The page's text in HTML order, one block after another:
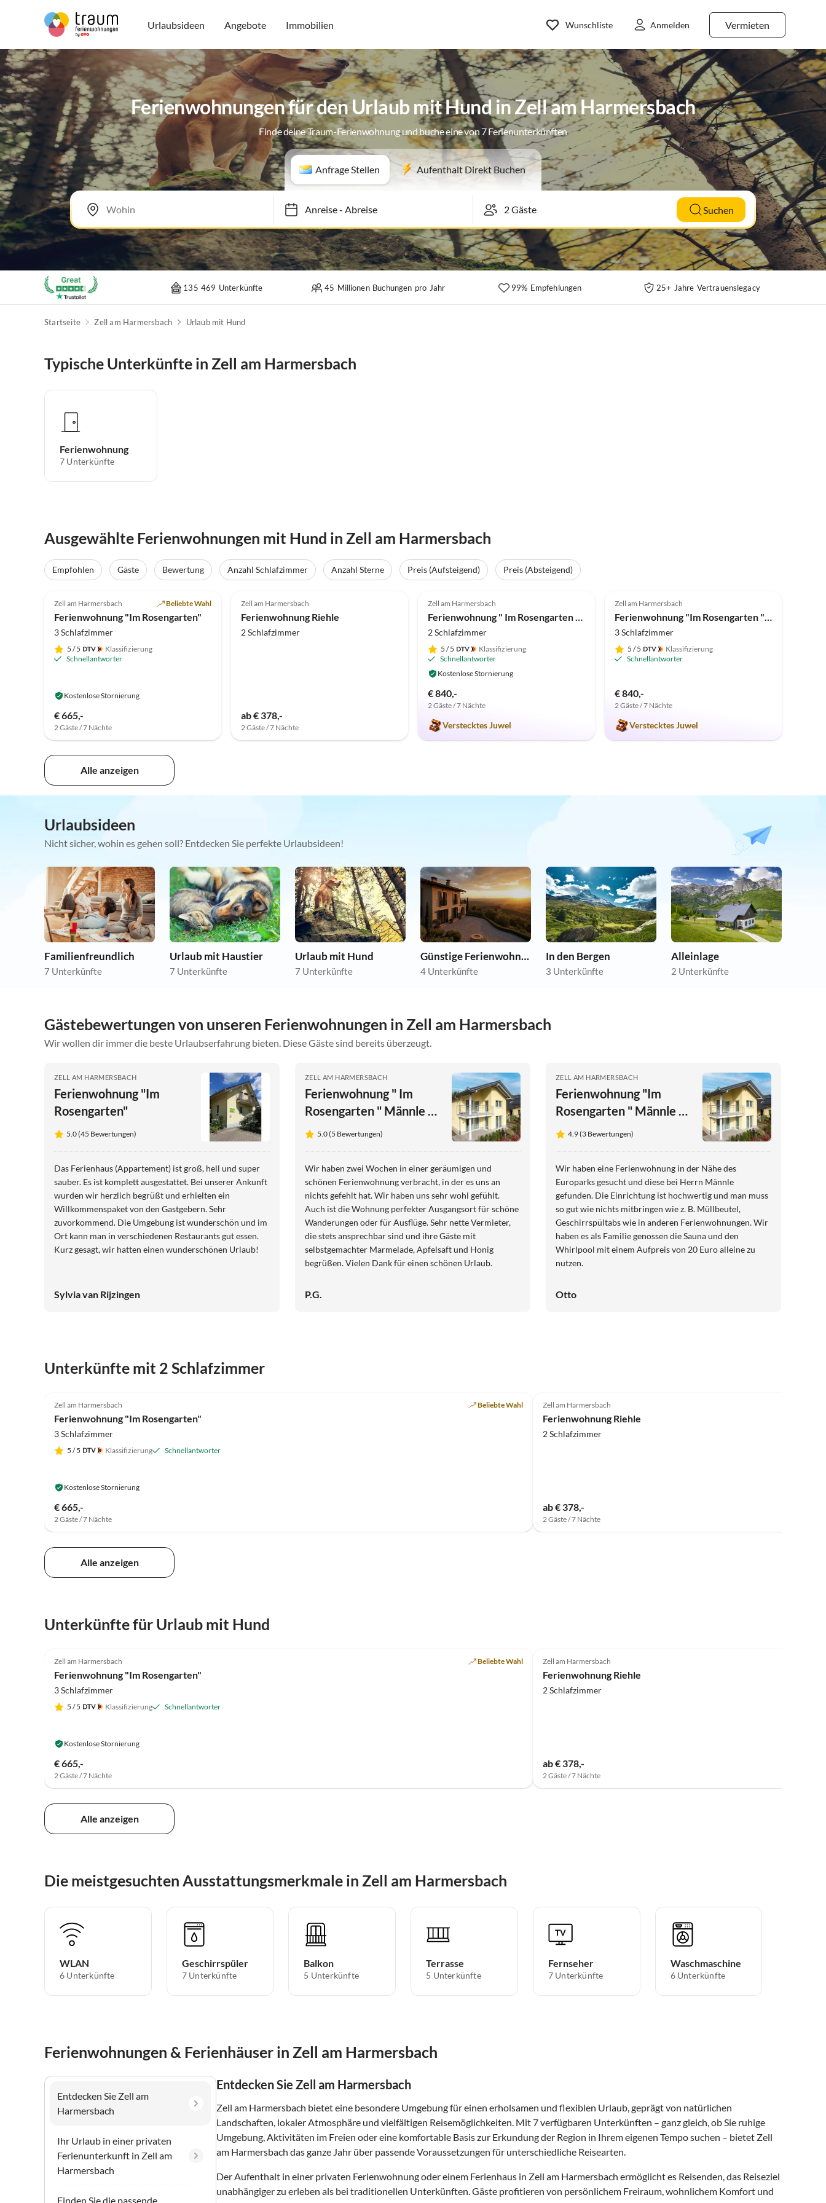
Urlaubsideen Angebote Immobilien Vermieten
Wunschliste Anmelden
Ferienwohnungen für den Urlaub mit Hund in Zell am Harmersbach
Finde deine Traum-Ferienwohnung und buche eine von 7 Ferienunterkünften
Anfrage Stellen Aufenthalt Direkt Buchen
Anreise-Abreise Suchen
135 469 Unterkünfte 45 Millionen Buchungen pro Jahr 99% Empfehlungen 25+ Jahre Vertrauenslegacy
Startseite Zell am Harmersbach Urlaub mit Hund
Typische Unterkünfte in Zell am Harmersbach
Ferienwohnung
7 Unterkünfte
Ausgewählte Ferienwohnungen mit Hund in Zell am Harmersbach
Empfohlen Gäste Bewertung Anzahl Schlafzimmer Anzahl Sterne Preis (Aufsteigend)
Preis (Absteigend)
Zell am Harmersbach Beliebte Wahl
Ferienwohnung "Im Rosengarten"
3 Schlafzimmer
5 / 5
Klassifizierung
Schnellantworter
Kostenlose Stornierung
€ 665,-
2 Gäste / 7 Nächte
Zell am Harmersbach
Ferienwohnung Riehle
2 Schlafzimmer
ab € 378,-
2 Gäste / 7 Nächte
Zell am Harmersbach
Ferienwohnung " Im Rosengarten " Männle u. Pfetzer GbR 2
2 Schlafzimmer
5 / 5
Klassifizierung
Schnellantworter
Kostenlose Stornierung
€ 840,-
2 Gäste / 7 Nächte
Verstecktes Juwel
Zell am Harmersbach
Ferienwohnung "Im Rosengarten " Männle u. Pfetzer GbR 3
3 Schlafzimmer
5 / 5
Klassifizierung
Schnellantworter
€ 840,-
2 Gäste / 7 Nächte
Verstecktes Juwel
Alle anzeigen
Urlaubsideen
Nicht sicher, wohin es gehen soll? Entdecken Sie perfekte Urlaubsideen!
Familienfreundlich
7 Unterkünfte
Urlaub mit Haustier
7 Unterkünfte
Urlaub mit Hund
7 Unterkünfte
Günstige Ferienwohnungen
4 Unterkünfte
In den Bergen
3 Unterkünfte
Alleinlage
2 Unterkünfte
Gästebewertungen von unseren Ferienwohnungen in Zell am Harmersbach
Wir wollen dir immer die beste Urlaubserfahrung bieten. Diese Gäste sind bereits überzeugt.
ZELL AM HARMERSBACH
Ferienwohnung "Im
Rosengarten"
5.0 (45 Bewertungen)
Das Ferienhaus (Appartement) ist groß, hell und super
sauber. Es ist komplett ausgestattet. Bei unserer Ankunft
wurden wir herzlich begrüßt und erhielten ein
Willkommenspaket von den Gastgebern. Sehr
zuvorkommend. Die Umgebung ist wunderschön und im
Ort kann man in verschiedenen Restaurants gut essen.
Kurz gesagt, wir hatten einen wunderschönen Urlaub!
Sylvia van Rijzingen
ZELL AM HARMERSBACH
Ferienwohnung " Im
Rosengarten " Männle u.
Pfetzer GbR 2
5.0 (5 Bewertungen)
Wir haben zwei Wochen in einer geräumigen und
schönen Ferienwohnung verbracht, in der es uns an
nichts gefehlt hat. Wir haben uns sehr wohl gefühlt.
Auch ist die Wohnung perfekter Ausgangsort für schöne
Wanderungen oder für Ausflüge. Sehr nette Vermieter,
die stets ansprechbar sind und ihre Gäste mit
selbstgemachter Marmelade, Apfelsaft und Honig
begrüßen. Vielen Dank für einen schönen Urlaub.
P.G.
ZELL AM HARMERSBACH
Ferienwohnung "Im
Rosengarten " Männle u.
Pfetzer GbR 3
4.9 (3 Bewertungen)
Wir haben eine Ferienwohnung in der Nähe des
Europarks gesucht und diese bei Herrn Männle
gefunden. Die Einrichtung ist hochwertig und man muss
so gut wie nichts mitbringen wie z. B. Müllbeutel,
Geschirrspültabs wie in anderen Ferienwohnungen. Wir
haben es als Familie genossen die Sauna und den
Whirlpool mit einem Aufpreis von 20 Euro alleine zu
nutzen.
Otto
Unterkünfte mit 2 Schlafzimmer
Zell am Harmersbach Beliebte Wahl
Ferienwohnung "Im Rosengarten"
3 Schlafzimmer
5 / 5 Klassifizierung Schnellantworter
Kostenlose Stornierung
€ 665,-
2 Gäste / 7 Nächte
Zell am Harmersbach
Ferienwohnung Riehle
2 Schlafzimmer
ab € 378,-
2 Gäste / 7 Nächte
Alle anzeigen
Unterkünfte für Urlaub mit Hund
Zell am Harmersbach Beliebte Wahl
Ferienwohnung "Im Rosengarten"
3 Schlafzimmer
5 / 5 Klassifizierung Schnellantworter
Kostenlose Stornierung
€ 665,-
2 Gäste / 7 Nächte
Zell am Harmersbach
Ferienwohnung Riehle
2 Schlafzimmer
ab € 378,-
2 Gäste / 7 Nächte
Alle anzeigen
Die meistgesuchten Ausstattungsmerkmale in Zell am Harmersbach
WLAN
6 Unterkünfte
Geschirrspüler
7 Unterkünfte
Balkon
5 Unterkünfte
Terrasse
5 Unterkünfte
Fernseher
7 Unterkünfte
Waschmaschine
6 Unterkünfte
Ferienwohnungen & Ferienhäuser in Zell am Harmersbach
Entdecken Sie Zell am
Harmersbach
Ihr Urlaub in einer privaten
Ferienunterkunft in Zell am
Harmersbach
Finden Sie die passende
Entdecken Sie Zell am Harmersbach
Zell am Harmersbach bietet eine besondere Umgebung für einen erholsamen und flexiblen Urlaub, geprägt von natürlichen
Landschaften, lokaler Atmosphäre und vielfältigen Reisemöglichkeiten. Mit 7 verfügbaren Unterkünften – ganz gleich, ob Sie ruhige
Umgebung, Aktivitäten im Freien oder eine komfortable Basis zur Erkundung der Region in Ihrem eigenen Tempo suchen – bietet Zell
am Harmersbach das ganze Jahr über passende Voraussetzungen für unterschiedliche Reisearten.
Der Aufenthalt in einer privaten Ferienwohnung oder einem Ferienhaus in Zell am Harmersbach ermöglicht es Reisenden, das Reiseziel
unabhängiger zu erleben als bei traditionellen Unterkünften. Gäste profitieren von persönlichem Freiraum, wohnlichem Komfort und